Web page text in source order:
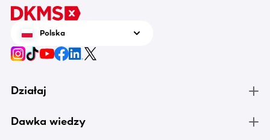
Polska
Działaj
Dawka wiedzy